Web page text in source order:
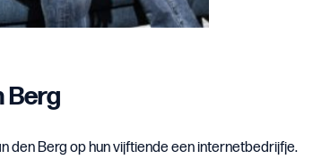
Berg
den Berg op hun vijftiende een internetbedrijfje.